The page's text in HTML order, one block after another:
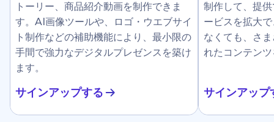
トーリー、商品紹介動画を制作できま
す。AI画像ツールや、ロゴ・ウエブサイ
ト制作などの補助機能により、最小限の
手間で強力なデジタルプレゼンスを築け
ます。
サインアップする
制作して、提
ービスを拡大
なくても、さ
れたコンテン
サインアップ